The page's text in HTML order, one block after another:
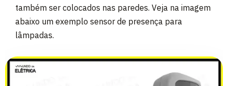
também ser colocados nas paredes. Veja na imagem
abaixo um exemplo sensor de presença para
lâmpadas.